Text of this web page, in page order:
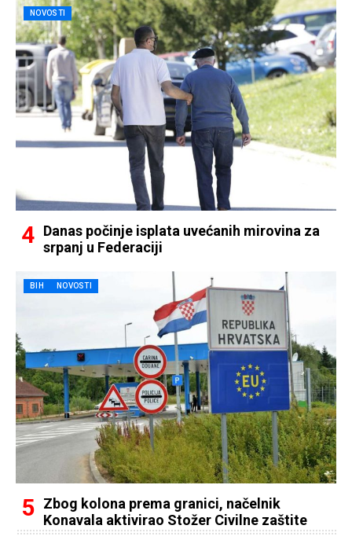
NOVOSTI
Danas počinje isplata uvećanih mirovina za
srpanj u Federaciji
BIH NOVOSTI
Zbog kolona prema granici, načelnik
Konavala aktivirao Stožer Civilne zaštite